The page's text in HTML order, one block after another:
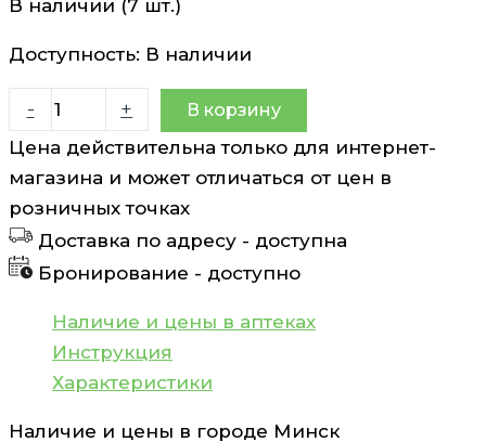
В наличии (7 шт.)
Доступность: В наличии
-
Количество
товара
Импаза
N20
+ В корзину
Цена действительна только для интернет-
магазина и может отличаться от цен в
розничных точках
Доставка по адресу - доступна
Бронирование - доступно
Наличие и цены в аптеках
Инструкция
Характеристики
Наличие и цены в городе Минск